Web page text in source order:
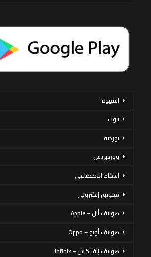
القهوة
بنوك
بورصة
ووردبريس
الذكاء الاصطناعي
تسويق إلكتروني
هواتف أبل – Apple
هواتف أوبو – Oppo
هواتف إنفينكس – Infinix